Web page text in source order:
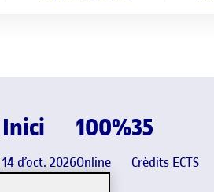
Inici
14 d’oct. 2026
100%
Online
35
Crèdits ECTS